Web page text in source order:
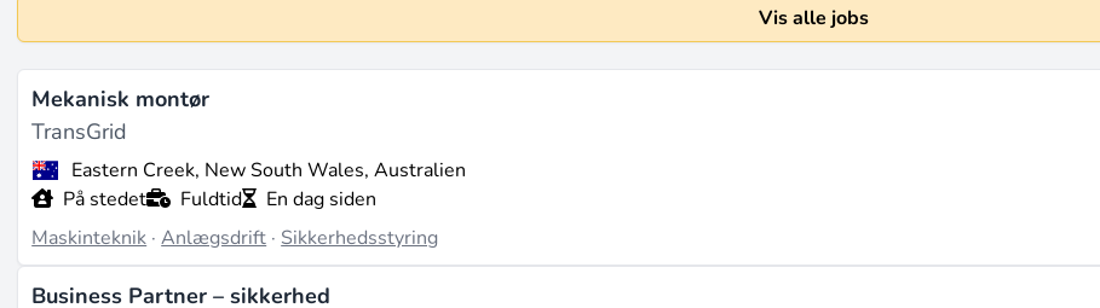
Vis alle jobs
Mekanisk montør
TransGrid
Eastern Creek, New South Wales, Australien
På stedet
Fuldtid
En dag siden
Maskinteknik ·Anlægsdrift · Sikkerhedsstyring
Business Partner – sikkerhed